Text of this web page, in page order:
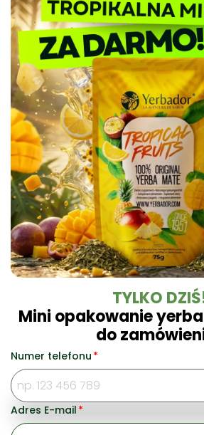
Dlaczego warto wybrać
Yerbador Mate to produkt natury
Grande do Sul i spełniający
sanitarnej. Nasz surowiec badany
biochemicznej, a produkty takie jak
Matero by Yerbador Proeko 2.0
kadmu, ołowiu i molibdenu, dając
Europie jakość, a także
Właścicielem marki Yerbador Organic
szwajcarski koncern handlowy OROTAL
Commodities Trading SA z Genewy.
© Yerbador 2025 Wszelkie
Płacisz
TYLKO
Mini opakowanie
do
Numer telefonu *
Adres E-mail *